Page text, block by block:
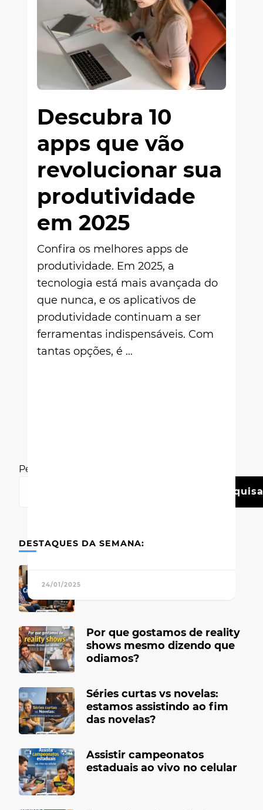
Descubra 10
apps que vão
revolucionar sua
produtividade
em 2025
Confira os melhores apps de
produtividade. Em 2025, a
tecnologia está mais avançada do
que nunca, e os aplicativos de
produtividade continuam a ser
ferramentas indispensáveis. Com
tantas opções, é …
24/01/2025
Pesquisar
DESTAQUES DA SEMANA:
Por que gostamos de reality
shows mesmo dizendo que
odiamos?
Séries curtas vs novelas:
estamos assistindo ao fim
das novelas?
Assistir campeonatos
estaduais ao vivo no celular